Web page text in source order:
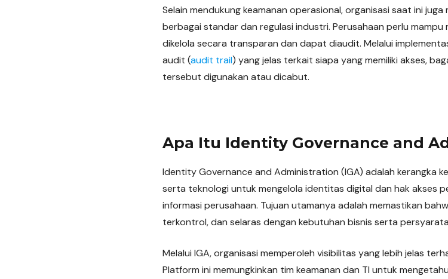
Selain mendukung keamanan operasional, organisasi saat ini
berbagai standar dan regulasi industri. Perusahaan perlu
dikelola secara transparan dan dapat diaudit. Melalui
audit (audit trail) yang jelas terkait siapa yang memiliki akses,
tersebut digunakan atau dicabut.
Apa Itu Identity Governance and
Identity Governance and Administration (IGA) adalah kerangka
serta teknologi untuk mengelola identitas digital dan hak akses
informasi perusahaan. Tujuan utamanya adalah memastikan
terkontrol, dan selaras dengan kebutuhan bisnis serta
Melalui IGA, organisasi memperoleh visibilitas yang lebih jelas
Platform ini memungkinkan tim keamanan dan TI untuk